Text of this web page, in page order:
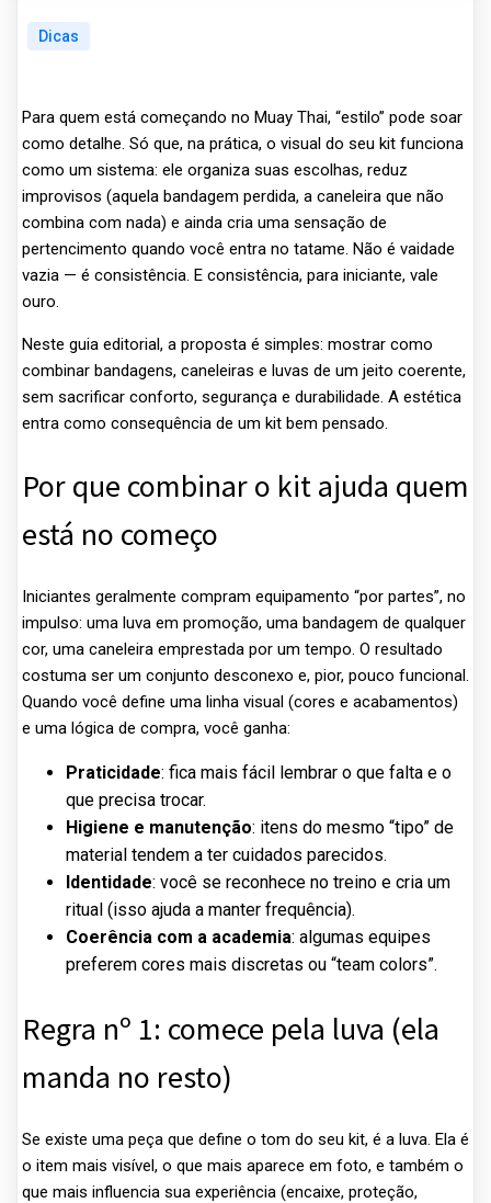
Dicas
Para quem está começando no Muay Thai, “estilo” pode soar
como detalhe. Só que, na prática, o visual do seu kit funciona
como um sistema: ele organiza suas escolhas, reduz
improvisos (aquela bandagem perdida, a caneleira que não
combina com nada) e ainda cria uma sensação de
pertencimento quando você entra no tatame. Não é vaidade
vazia — é consistência. E consistência, para iniciante, vale
ouro.
Neste guia editorial, a proposta é simples: mostrar como
combinar bandagens, caneleiras e luvas de um jeito coerente,
sem sacrificar conforto, segurança e durabilidade. A estética
entra como consequência de um kit bem pensado.
Por que combinar o kit ajuda quem
está no começo
Iniciantes geralmente compram equipamento “por partes”, no
impulso: uma luva em promoção, uma bandagem de qualquer
cor, uma caneleira emprestada por um tempo. O resultado
costuma ser um conjunto desconexo e, pior, pouco funcional.
Quando você define uma linha visual (cores e acabamentos)
e uma lógica de compra, você ganha:
Praticidade: fica mais fácil lembrar o que falta e o
que precisa trocar.
Higiene e manutenção: itens do mesmo “tipo” de
material tendem a ter cuidados parecidos.
Identidade: você se reconhece no treino e cria um
ritual (isso ajuda a manter frequência).
Coerência com a academia: algumas equipes
preferem cores mais discretas ou “team colors”.
Regra nº 1: comece pela luva (ela
manda no resto)
Se existe uma peça que define o tom do seu kit, é a luva. Ela é
o item mais visível, o que mais aparece em foto, e também o
que mais influencia sua experiência (encaixe, proteção,